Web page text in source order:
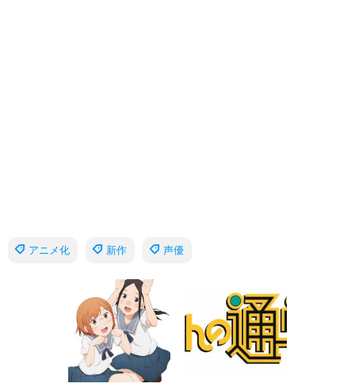
アニメ化 新作 声優